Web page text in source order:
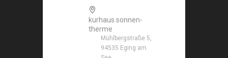
kurhaus sonnen-
therme
Mühlbergstraße 5,
94535 Eging am